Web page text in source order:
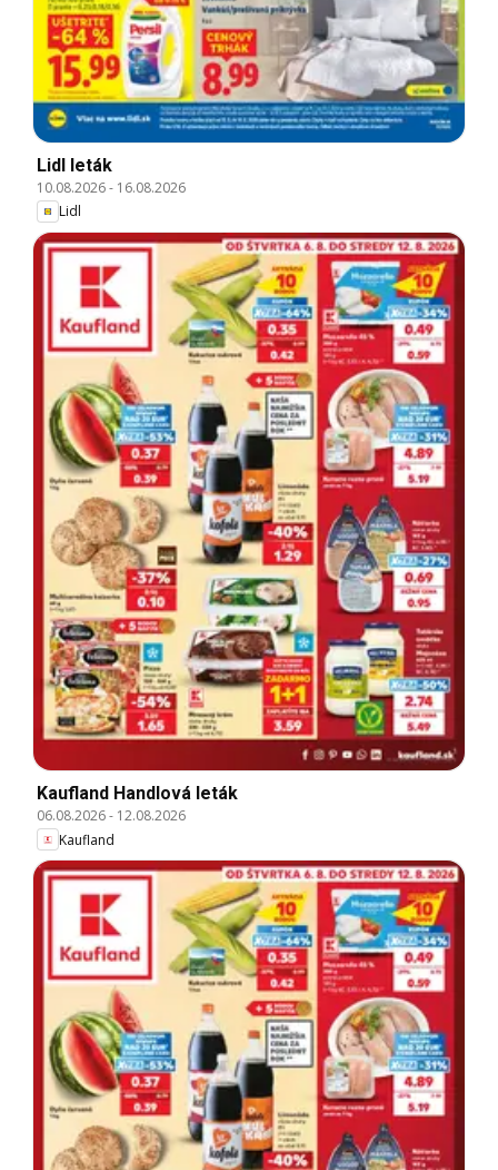
Lidl leták
10.08.2026- 16.08.2026
Lidl
Kaufland Handlová leták
06.08.2026- 12.08.2026
Kaufland